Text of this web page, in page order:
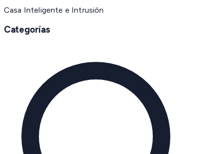
Casa Inteligente e Intrusión
Categorías